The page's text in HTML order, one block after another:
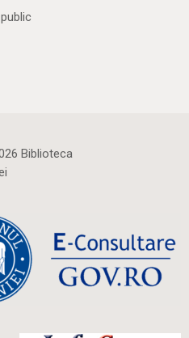
Biblioteca